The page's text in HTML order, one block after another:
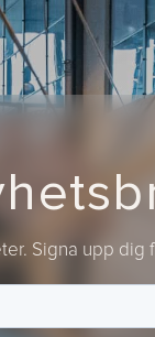
Signa upp dig